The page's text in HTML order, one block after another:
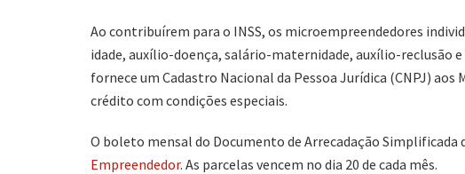
Ao contribuírem para o INSS, os microempreendedores
idade, auxílio-doença, salário-maternidade, auxílio-reclusão
fornece um Cadastro Nacional da Pessoa Jurídica (CNPJ)
crédito com condições especiais.
O boleto mensal do Documento de Arrecadação Simplificada
Empreendedor. As parcelas vencem no dia 20 de cada mês.